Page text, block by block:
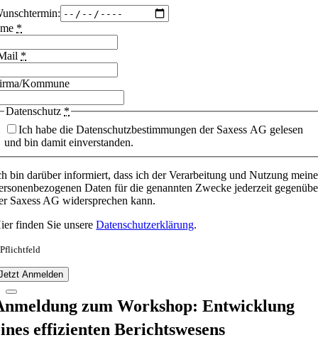
*
*
Kommune
Datenschutz *
Ich habe die Datenschutzbestimmungen der Saxess AG gelesen
und bin damit einverstanden.
bin darüber informiert, dass ich der Verarbeitung und Nutzung
Daten für die genannten Zwecke jederzeit
Saxess AG widersprechen kann.
finden Sie unsereDatenschutzerklärung.
Anmelden
zum Workshop: Entwicklung
effizienten Berichtswesens